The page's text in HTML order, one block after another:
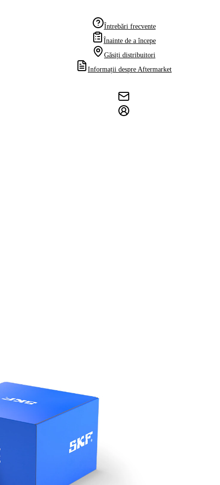
Întrebări frecvente
Înainte de a începe
Găsiți distribuitori
Informații despre Aftermarket